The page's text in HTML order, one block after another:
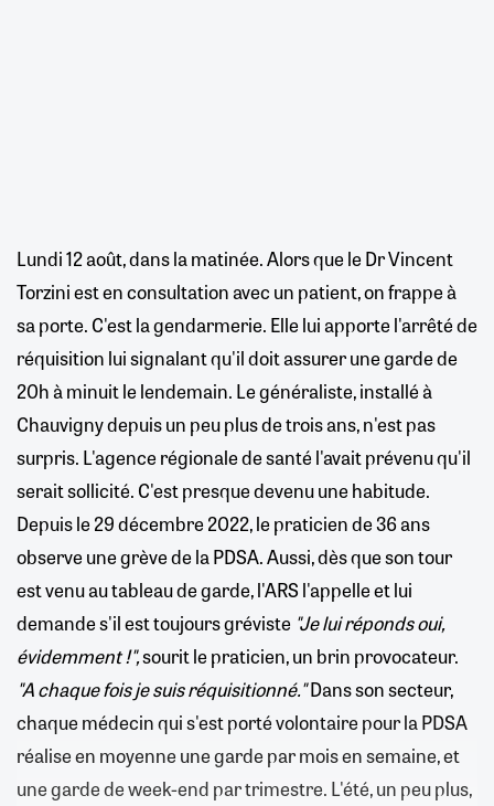
Lundi 12 août, dans la matinée. Alors que le Dr Vincent
Torzini est en consultation avec un patient, on frappe à
sa porte. C'est la gendarmerie. Elle lui apporte l'arrêté de
réquisition lui signalant qu'il doit assurer une garde de
20h à minuit le lendemain. Le généraliste, installé à
Chauvigny depuis un peu plus de trois ans, n'est pas
surpris. L'agence régionale de santé l'avait prévenu qu'il
serait sollicité. C'est presque devenu une habitude.
Depuis le 29 décembre 2022, le praticien de 36 ans
observe une grève de la PDSA. Aussi, dès que son tour
est venu au tableau de garde, l'ARS l'appelle et lui
demande s'il est toujours gréviste "Je lui réponds oui,
évidemment !",sourit le praticien, un brin provocateur.
"A chaque fois je suis réquisitionné."Dans son secteur,
chaque médecin qui s'est porté volontaire pour la PDSA
réalise en moyenne une garde par mois en semaine, et
une garde de week-end par trimestre. L'été, un peu plus,